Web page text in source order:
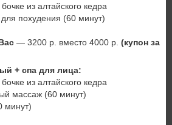
из алтайского кедра
похудения (60 минут)
— 3200 р. вместо 4000 р. (купон за
+ спа для лица:
из алтайского кедра
массаж (60 минут)
минут)